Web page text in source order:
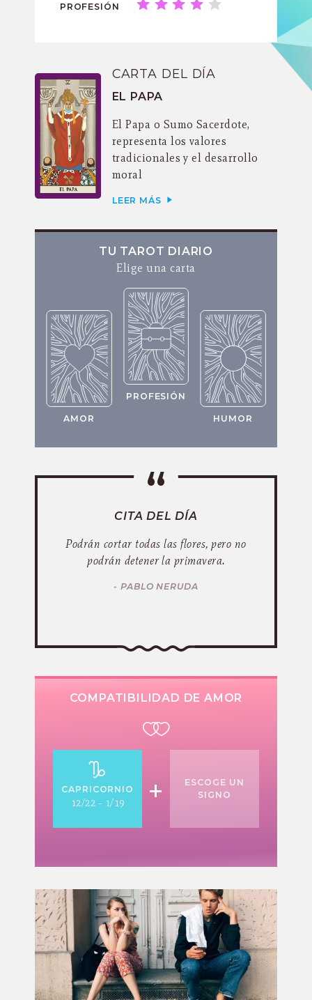
PROFESIÓN
CARTA DEL DÍA
EL PAPA
El Papa o Sumo Sacerdote,
representa los valores
tradicionales y el desarrollo
moral
LEER MÁS
TU TAROT DIARIO
Elige una carta
AMOR
PROFESIÓN
HUMOR
CITA DEL DÍA
Podrán cortar todas las flores, pero no
podrán detener la primavera.
- PABLO NERUDA
COMPATIBILIDAD DE AMOR
CAPRICORNIO
12/22 - 1/19 +
ESCOGE UN
SIGNO